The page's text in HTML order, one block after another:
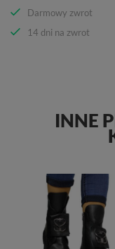
Darmowy zwrot
14 dni na zwrot
INNE